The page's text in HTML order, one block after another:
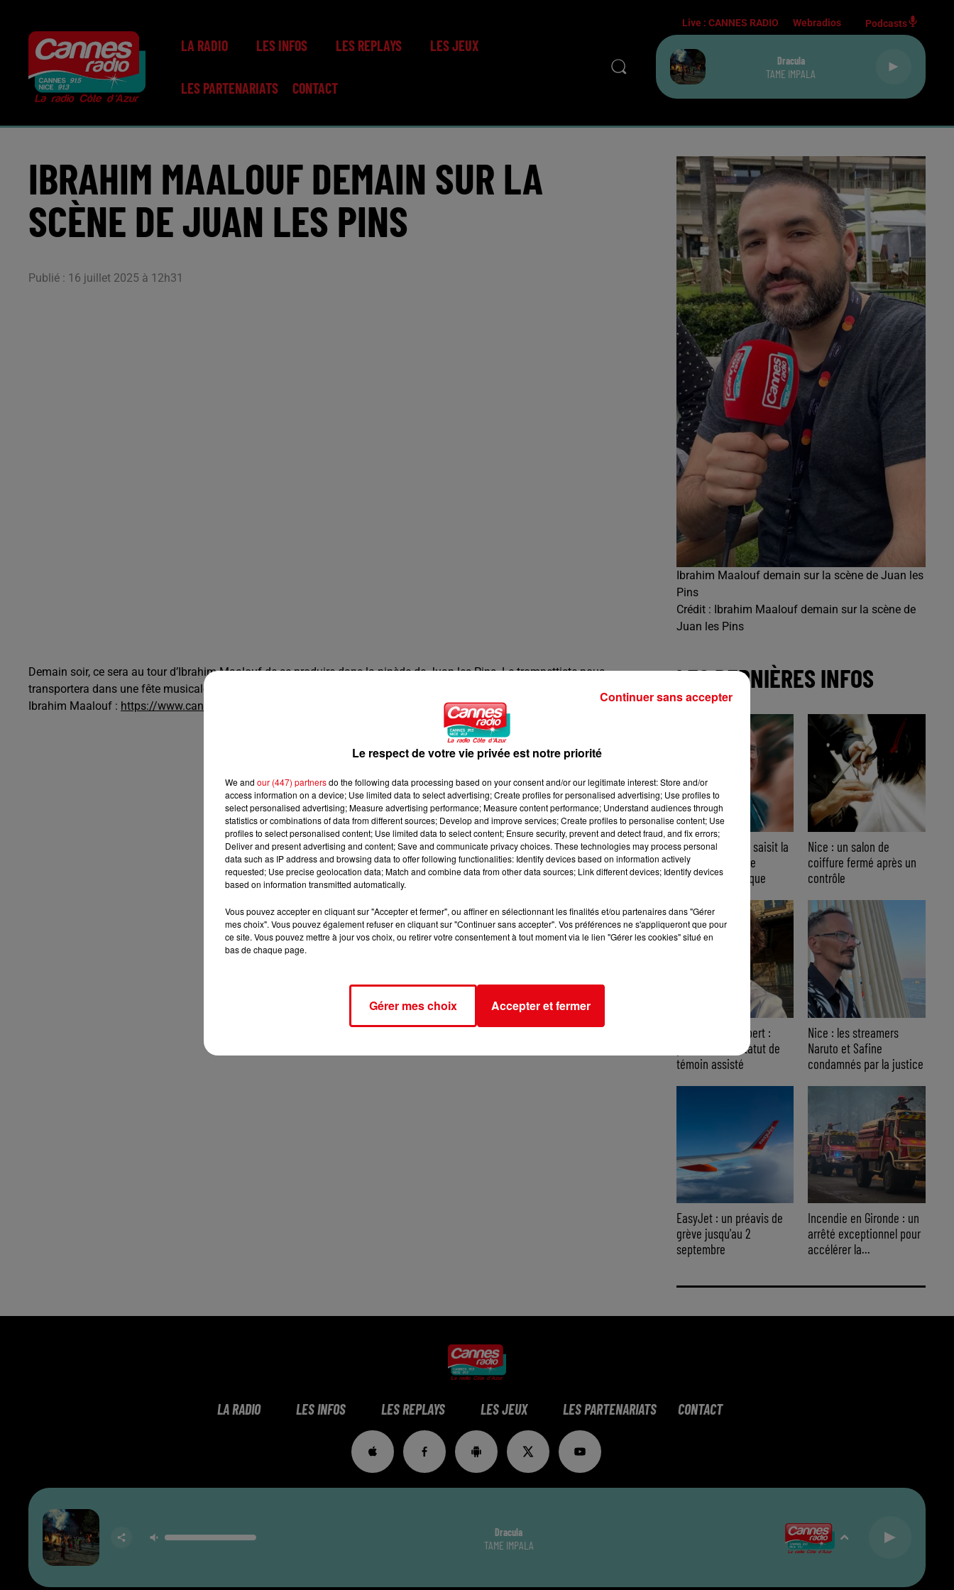
LA RADIO LES INFOS LES REPLAYS LES JEUX
LES PARTENARIATS CONTACT
Live :CANNES RADIO Webradios Podcasts
Dracula
TAME IMPALA
IBRAHIM MAALOUF DEMAIN SUR LA
SCÈNE DE JUAN LES PINS
Publié : 16 juillet 2025 à 12h31
Ibrahim Maalouf demain sur la scène de Juan les
Pins
Crédit : Ibrahim Maalouf demain sur la scène de
Juan les Pins
Demain soir, ce sera au tour d’Ibrahim Maalouf de se produire dans la pinède de Juan les Pins. Le trompettiste nous
transportera dans une fête musicale, mélange d’influences autour de son album « Trumpets of Michel Ange ».
Ibrahim Maalouf : https://www.cannesradio.com//16-07-25-les-informations
LES DERNIÈRES INFOS
Nice : Éric Ciotti saisit la
justice après une
chanson polémique
Nice : un salon de
coiffure fermé après un
contrôle
Affaire Jean Imbert :
placé sous le statut de
témoin assisté
Nice : les streamers
Naruto et Safine
condamnés par la justice
EasyJet : un préavis de
grève jusqu'au 2
septembre
Incendie en Gironde : un
arrêté exceptionnel pour
accélérer la...
LA RADIO LES INFOS LES REPLAYS LES JEUX LES PARTENARIATS CONTACT
Dracula
TAME IMPALA
Le respect de votre vie privée est notre priorité
We and our (447) partnersdo the following data processing based on your consent and/or our legitimate interest: Store and/or
access information on a device; Use limited data to select advertising; Create profiles for personalised advertising; Use profiles to
select personalised advertising; Measure advertising performance; Measure content performance; Understand audiences through
statistics or combinations of data from different sources; Develop and improve services; Create profiles to personalise content; Use
profiles to select personalised content; Use limited data to select content; Ensure security, prevent and detect fraud, and fix errors;
Deliver and present advertising and content; Save and communicate privacy choices. These technologies may process personal
data such as IP address and browsing data to offer following functionalities: Identify devices based on information actively
requested; Use precise geolocation data; Match and combine data from other data sources; Link different devices; Identify devices
based on information transmitted automatically.
Vous pouvez accepter en cliquant sur "Accepter et fermer", ou affiner en sélectionnant les finalités et/ou partenaires dans "Gérer
mes choix". Vous pouvez également refuser en cliquant sur "Continuer sans accepter". Vos préférences ne s'appliqueront que pour
ce site. Vous pouvez mettre à jour vos choix, ou retirer votre consentement à tout moment via le lien "Gérer les cookies" situé en
bas de chaque page.
Gérer mes choix Accepter et fermer
Continuer sans accepter